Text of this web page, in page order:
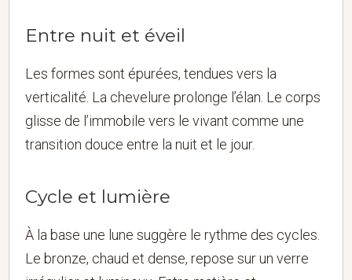
Entre nuit et éveil
Les formes sont épurées, tendues vers la
verticalité. La chevelure prolonge l’élan. Le corps
glisse de l’immobile vers le vivant comme une
transition douce entre la nuit et le jour.
Cycle et lumière
À la base une lune suggère le rythme des cycles.
Le bronze, chaud et dense, repose sur un verre